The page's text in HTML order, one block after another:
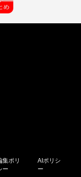
集ポリ
ー
AIポリシ
ー